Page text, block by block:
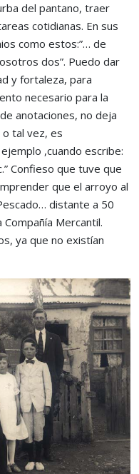
del pantano, traer
cotidianas. En sus
como estos:”… de
dos”. Puedo dar
y fortaleza, para
necesario para la
anotaciones, no deja
tal vez, es
,cuando escribe:
Confieso que tuve que
que el arroyo al
distante a 50
Mercantil.
ya que no existían